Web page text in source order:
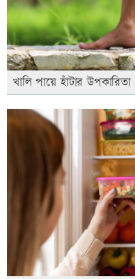
খালি পায়ে হাঁটার উপকারিতা